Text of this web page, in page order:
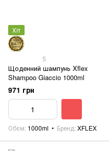
Хіт
5
Щоденний шампунь Xflex
Shampoo Giaccio 1000ml
971 грн
Обєм 1000ml Бренд XFLEX